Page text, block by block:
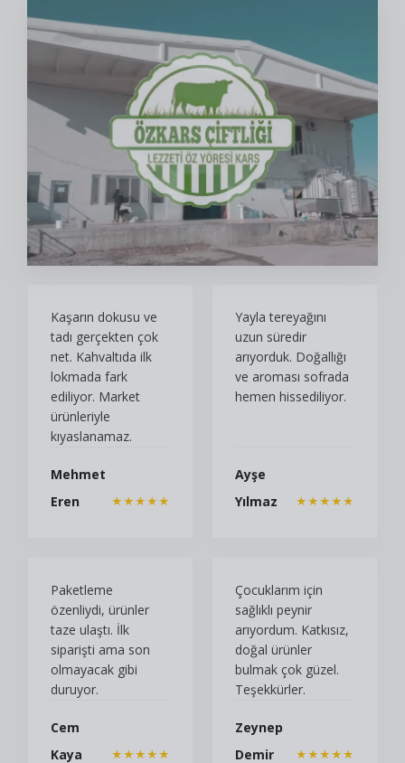
Kaşarın dokusu ve
tadı gerçekten çok
net. Kahvaltıda ilk
lokmada fark
ediliyor. Market
ürünleriyle
kıyaslanamaz.
Mehmet
Eren
★★★★★
Yayla tereyağını
uzun süredir
arıyorduk. Doğallığı
ve aroması sofrada
hemen hissediliyor.
Ayşe
Yılmaz
★★★★★
Paketleme
özenliydi, ürünler
taze ulaştı. İlk
siparişti ama son
olmayacak gibi
duruyor.
Cem
Kaya
★★★★★
Çocuklarım için
sağlıklı peynir
arıyordum. Katkısız,
doğal ürünler
bulmak çok güzel.
Teşekkürler.
Zeynep
Demir
★★★★★